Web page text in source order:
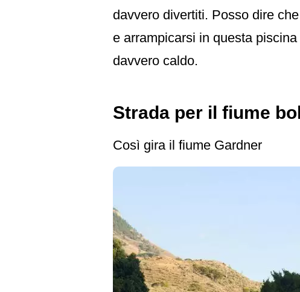
davvero divertiti. Posso dire
e arrampicarsi in questa
davvero caldo.
Strada per il fiume
Così gira il fiume Gardner